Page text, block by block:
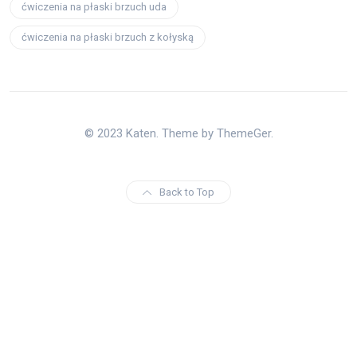
ćwiczenia na płaski brzuch uda
ćwiczenia na płaski brzuch z kołyską
© 2023 Katen. Theme by ThemeGer.
Back to Top